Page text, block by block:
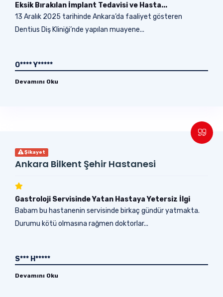
Eksik Bırakılan İmplant Tedavisi ve Hasta...
13 Aralık 2025 tarihinde Ankara’da faaliyet gösteren
Dentius Diş Kliniği’nde yapılan muayene...
O**** Y*****
Devamını Oku
Şikayet
Ankara Bilkent Şehir Hastanesi
Gastroloji Servisinde Yatan Hastaya Yetersiz İlgi
Babam bu hastanenin servisinde birkaç gündür yatmakta.
Durumu kötü olmasına rağmen doktorlar...
S*** H*****
Devamını Oku